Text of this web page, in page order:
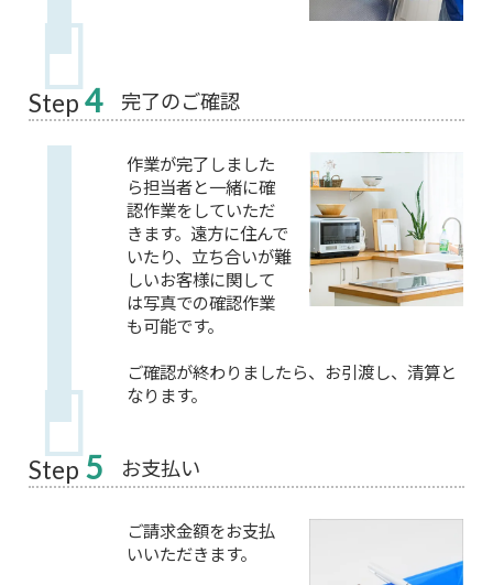
Step 4 完了のご確認
作業が完了しました
ら担当者と一緒に確
認作業をしていただ
きます。遠方に住んで
いたり、立ち合いが難
しいお客様に関して
は写真での確認作業
も可能です。
ご確認が終わりましたら、お引渡し、清算と
なります。
Step 5 お支払い
ご請求金額をお支払
いいただきます。